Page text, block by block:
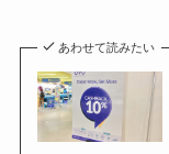
あわせて読みたい